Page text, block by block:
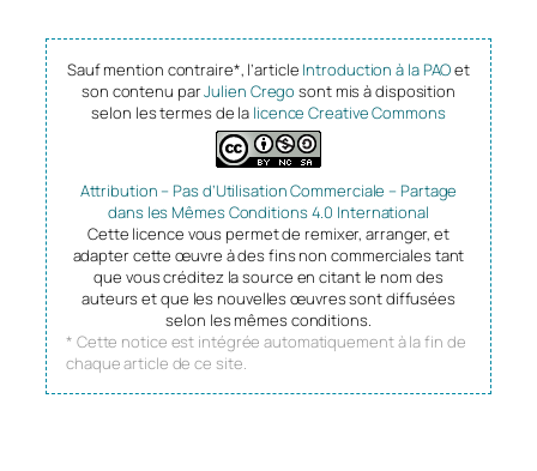
Sauf mention contraire*, l’article Introduction à la PAOet
son contenu parJulien Cregosont mis à disposition
selon les termes de la licence Creative Commons
Attribution – Pas d’Utilisation Commerciale – Partage
dans les Mêmes Conditions 4.0 International
Cette licence vous permet de remixer, arranger, et
adapter cette œuvre à des fins non commerciales tant
que vous créditez la source en citant le nom des
auteurs et que les nouvelles œuvres sont diffusées
selon les mêmes conditions.
* Cette notice est intégrée automatiquement à la fin de
chaque article de ce site.